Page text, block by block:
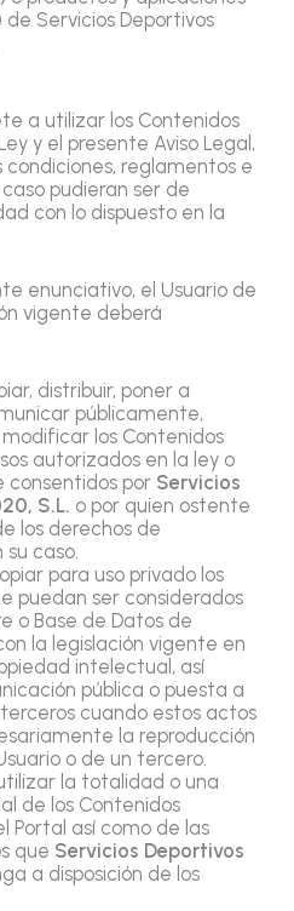
Servicios Deportivos
a utilizar los Contenidos
y el presente Aviso Legal,
reglamentos e
pudieran ser de
con lo dispuesto en la
enunciativo, el Usuario de
vigente deberá
distribuir, poner a
públicamente,
los Contenidos
autorizados en la ley o
consentidos por Servicios
S.L. o por quien ostente
los derechos de
caso.
para uso privado los
puedan ser considerados
o Base de Datos de
la legislación vigente en
intelectual, así
pública o puesta a
cuando estos actos
la reproducción
o de un tercero.
la totalidad o una
de los Contenidos
Portal así como de las
que Servicios Deportivos
a disposición de los